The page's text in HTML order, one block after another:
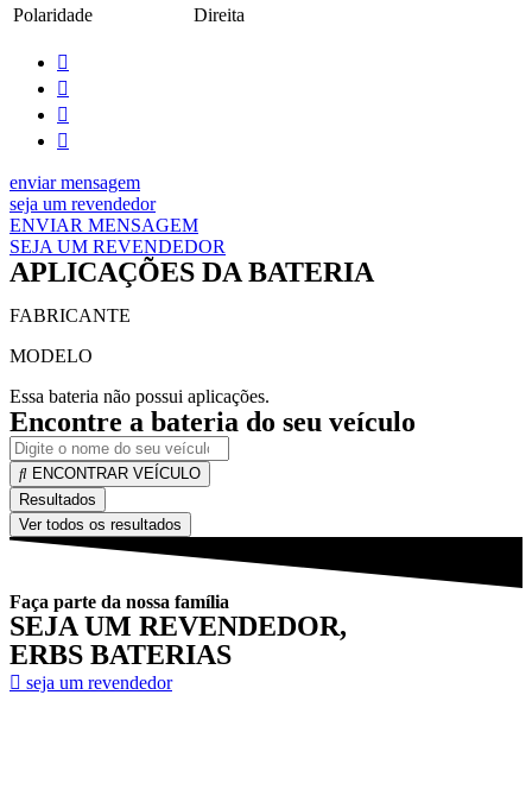
Polaridade
Direita
enviar mensagem
seja um revendedor
ENVIAR MENSAGEM
SEJA UM REVENDEDOR
APLICAÇÕES DA BATERIA
FABRICANTE
MODELO
Essa bateria não possui aplicações.
Encontre a bateria do seu veículo
ENCONTRAR VEÍCULO
Resultados
Ver todos os resultados
Faça parte da nossa família
SEJA UM REVENDEDOR,
ERBS BATERIAS
seja um revendedor